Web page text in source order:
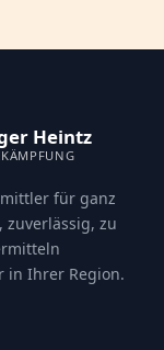
Heintz
für ganz
zuverlässig, zu
in Ihrer Region.